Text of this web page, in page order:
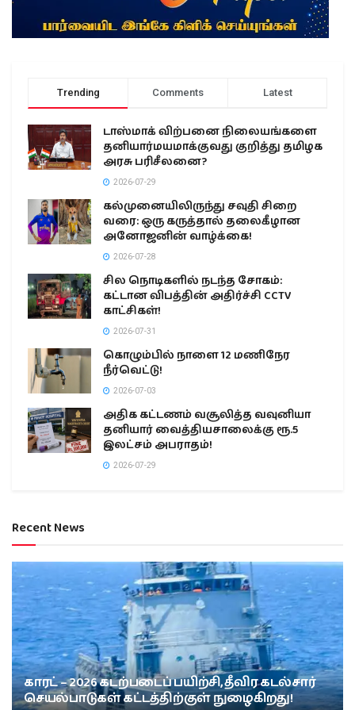
Trending Comments Latest
டாஸ்மாக் விற்பனை நிலையங்களை
தனியார்மயமாக்குவது குறித்து தமிழக
அரசு பரிசீலனை?
2026-07-29
கல்முனையிலிருந்து சவுதி சிறை
வரை: ஒரு கருத்தால் தலைகீழான
அனோஜனின் வாழ்க்கை!
2026-07-28
சில நொடிகளில் நடந்த சோகம்:
கட்டான விபத்தின் அதிர்ச்சி CCTV
காட்சிகள்!
2026-07-31
கொழும்பில் நாளை 12 மணிநேர
நீர்வெட்டு!
2026-07-03
அதிக கட்டணம் வசூலித்த வவுனியா
தனியார் வைத்தியசாலைக்கு ரூ.5
இலட்சம் அபராதம்!
2026-07-29
Recent News
காரட் – 2026 கடற்படைப் பயிற்சி, தீவிர கடல்சார்
செயல்பாடுகள் கட்டத்திற்குள் நுழைகிறது!